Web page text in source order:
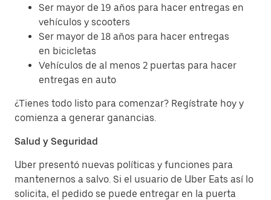
Ser mayor de 19 años para hacer entregas en
vehículos y scooters
Ser mayor de 18 años para hacer entregas
en bicicletas
Vehículos de al menos 2 puertas para hacer
entregas en auto
¿Tienes todo listo para comenzar? Regístrate hoy y
comienza a generar ganancias.
Salud y Seguridad
Uber presentó nuevas políticas y funciones para
mantenernos a salvo. Si el usuario de Uber Eats así lo
solicita, el pedido se puede entregar en la puerta